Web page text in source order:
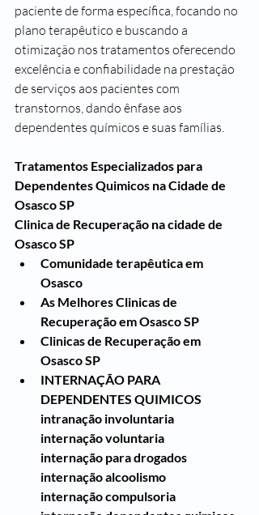
paciente de forma específica, focando no
plano terapêutico e buscando a
otimização nos tratamentos oferecendo
excelência e confiabilidade na prestação
de serviços aos pacientes com
transtornos, dando ênfase aos
dependentes químicos e suas famílias.
Tratamentos Especializados para
Dependentes Quimicos na Cidade de
Osasco SP
Clinica de Recuperação na cidade de
Osasco SP
Comunidade terapêutica em
Osasco
As Melhores Clinicas de
Recuperação em Osasco SP
Clinicas de Recuperação em
Osasco SP
INTERNAÇÃO PARA
DEPENDENTES QUIMICOS
intranação involuntaria
internação voluntaria
internação para drogados
internação alcoolismo
internação compulsoria